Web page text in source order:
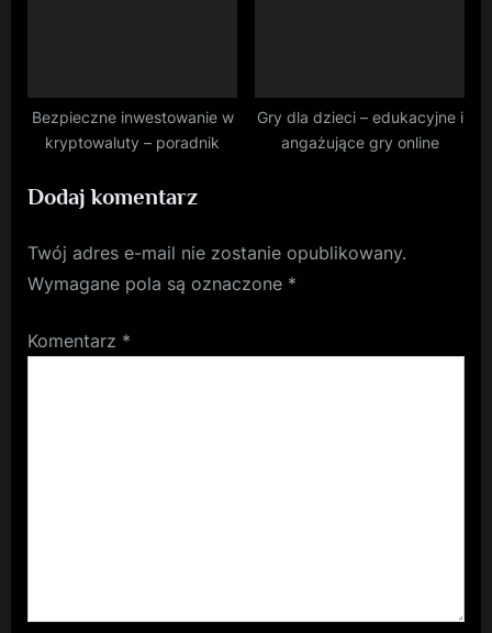
Bezpieczne inwestowanie w
kryptowaluty – poradnik
Gry dla dzieci – edukacyjne i
angażujące gry online
Dodaj komentarz
Twój adres e-mail nie zostanie opublikowany.
Wymagane pola są oznaczone *
Komentarz *